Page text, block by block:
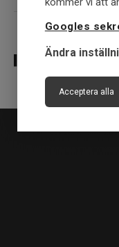
Googles
Ändra
Acceptera alla